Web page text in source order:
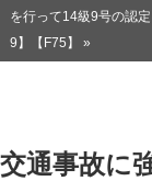
を行って14級9号の認
9】【F75】 »
交通事故に